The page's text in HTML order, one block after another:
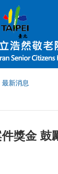
最新消息
獎金 鼓